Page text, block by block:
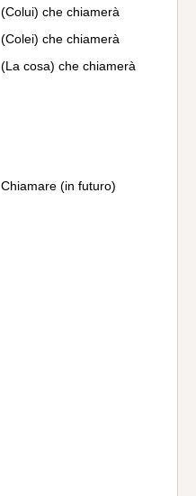
(Colui) che chiamerà
(Colei) che chiamerà
(La cosa) che chiamerà
Chiamare (in futuro)